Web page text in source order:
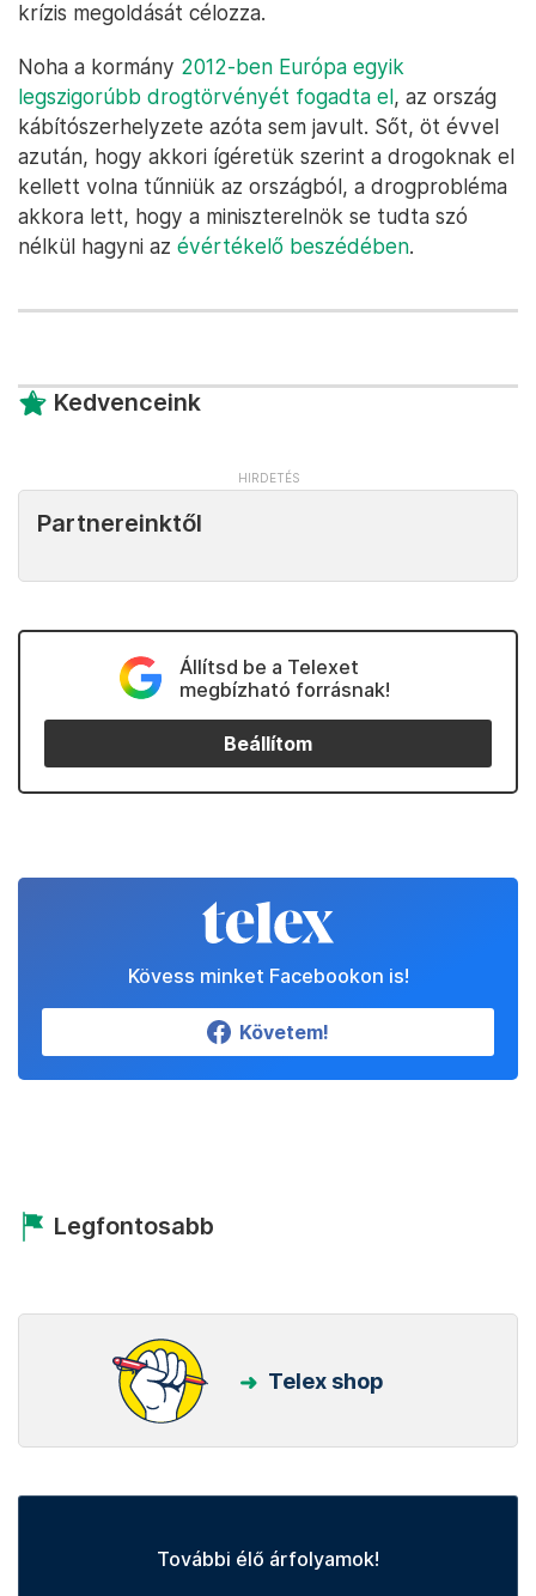
krízis megoldását célozza.
Noha a kormány 2012-ben Európa egyik
legszigorúbb drogtörvényét fogadta el, az ország
kábítószerhelyzete azóta sem javult. Sőt, öt évvel
azután, hogy akkori ígéretük szerint a drogoknak el
kellett volna tűnniük az országból, a drogprobléma
akkora lett, hogy a miniszterelnök se tudta szó
nélkül hagyni az évértékelő beszédében.
Kedvenceink
Partnereinktől
Állítsd be a Telexet
megbízható forrásnak!
Beállítom
Kövess minket Facebookon is!
Követem!
Legfontosabb
Telex shop
További élő árfolyamok!